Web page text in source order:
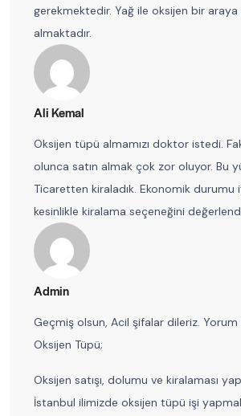
gerekmektedir. Yağ ile oksijen bir
almaktadır.
Ali Kemal
Oksijen tüpü almamızı doktor istedi.
olunca satın almak çok zor oluyor. Bu
Ticaretten kiraladık. Ekonomik durumu
kesinlikle kiralama seçeneğini
Admin
Geçmiş olsun, Acil şifalar dileriz. Yorum
Oksijen Tüpü;
Oksijen satışı, dolumu ve kiralaması
İstanbul ilimizde oksijen tüpü işi